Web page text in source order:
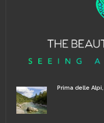
Prima delle Alpi,